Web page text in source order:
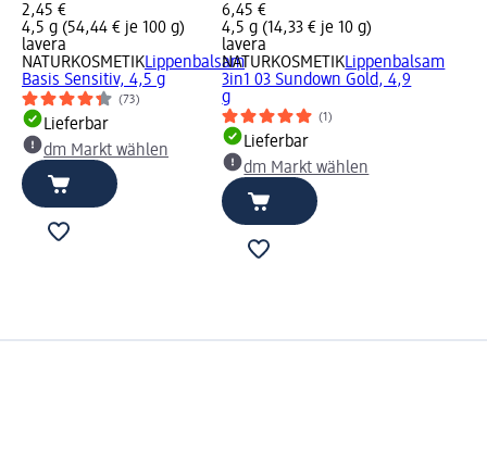
2,45 €
4,5 g (54,44 € je 100 g)
lavera
NATURKOSMETIKLippenbalsam
Basis Sensitiv, 4,5 g
(73)
Lieferbar
dm Markt wählen
6,45 €
4,5 g (14,33 € je 10 g)
lavera
NATURKOSMETIKLippenbalsam
3in1 03 Sundown Gold, 4,9
g
(1)
Lieferbar
dm Markt wählen